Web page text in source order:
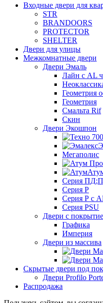
Входные двери для
STR
BRANDOORS
PROTECTOR
SHELTER
Двери для улицы
Межкомнатные двери
Двери Эмаль
Лайн с AL
Геометрия
Геометрия
Смальта Rif
Скин
Двери Экошпон
Мегаполис
Серия
Серия Р
Серия Р с
Серия PSU
Двери с
Графика
Империя
Двери из массива
Скрытые двери под
Двери Profilo
Распродажа